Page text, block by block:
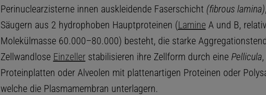
Perinuclearzisterne innen auskleidende Faserschicht (fibrous lamina)
Säugern aus 2 hydrophoben Hauptproteinen (LamineA und B,
Molekülmasse 60.000–80.000) besteht, die starke
Zellwandlose Einzellerstabilisieren ihre Zellform durch eine Pellicula
Proteinplatten oder Alveolen mit plattenartigen Proteinen oder
welche die Plasmamembran unterlagern.